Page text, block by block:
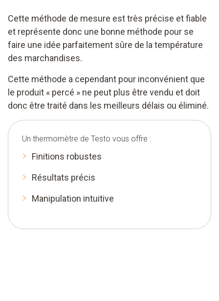
Cette méthode de mesure est très précise et fiable
et représente donc une bonne méthode pour se
faire une idée parfaitement sûre de la température
des marchandises.
Cette méthode a cependant pour inconvénient que
le produit « percé » ne peut plus être vendu et doit
donc être traité dans les meilleurs délais ou éliminé.
Un thermomètre de Testo vous offre :
Finitions robustes
Résultats précis
Manipulation intuitive